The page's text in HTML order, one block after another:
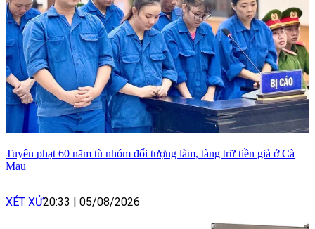
Tuyên phạt 60 năm tù nhóm đối tượng làm, tàng trữ tiền giả ở Cà
Mau
XÉT XỬ20:33 05/08/2026